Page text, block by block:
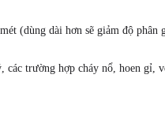
(dùng dài hơn sẽ giảm độ phân
các trường hợp cháy nổ, hoen gỉ,